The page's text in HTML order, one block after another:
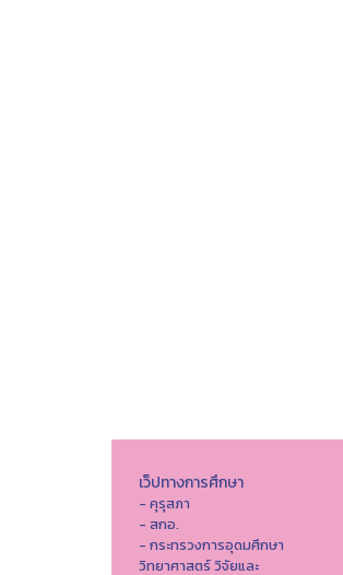
เว็ปทางการศึกษา
- คุรุสภา
- สกอ.
- กระทรวงการอุดมศึกษา
วิทยาศาสตร์ วิจัยและ